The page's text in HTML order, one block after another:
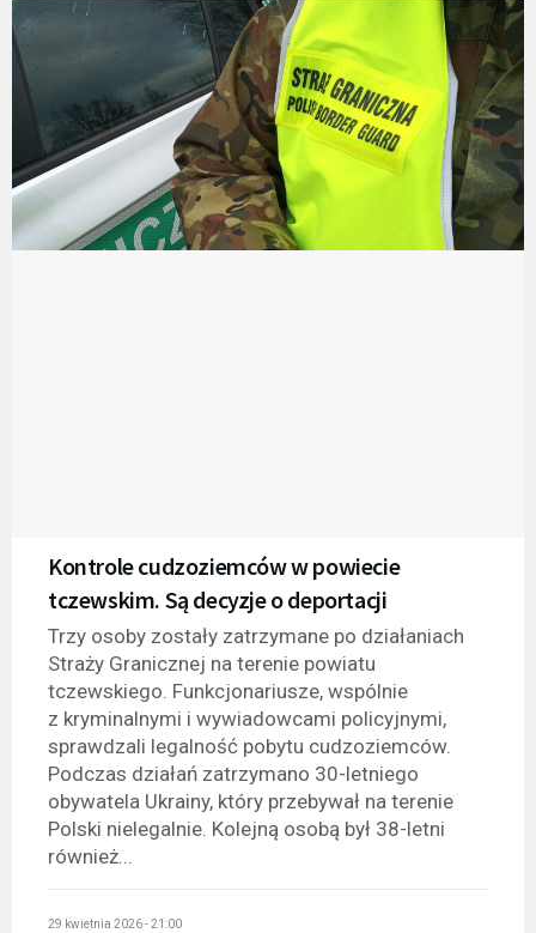
Kontrole cudzoziemców w powiecie
tczewskim. Są decyzje o deportacji
Trzy osoby zostały zatrzymane po działaniach
Straży Granicznej na terenie powiatu
tczewskiego. Funkcjonariusze, wspólnie
z kryminalnymi i wywiadowcami policyjnymi,
sprawdzali legalność pobytu cudzoziemców.
Podczas działań zatrzymano 30-letniego
obywatela Ukrainy, który przebywał na terenie
Polski nielegalnie. Kolejną osobą był 38-letni
również...
29 kwietnia 2026 - 21:00